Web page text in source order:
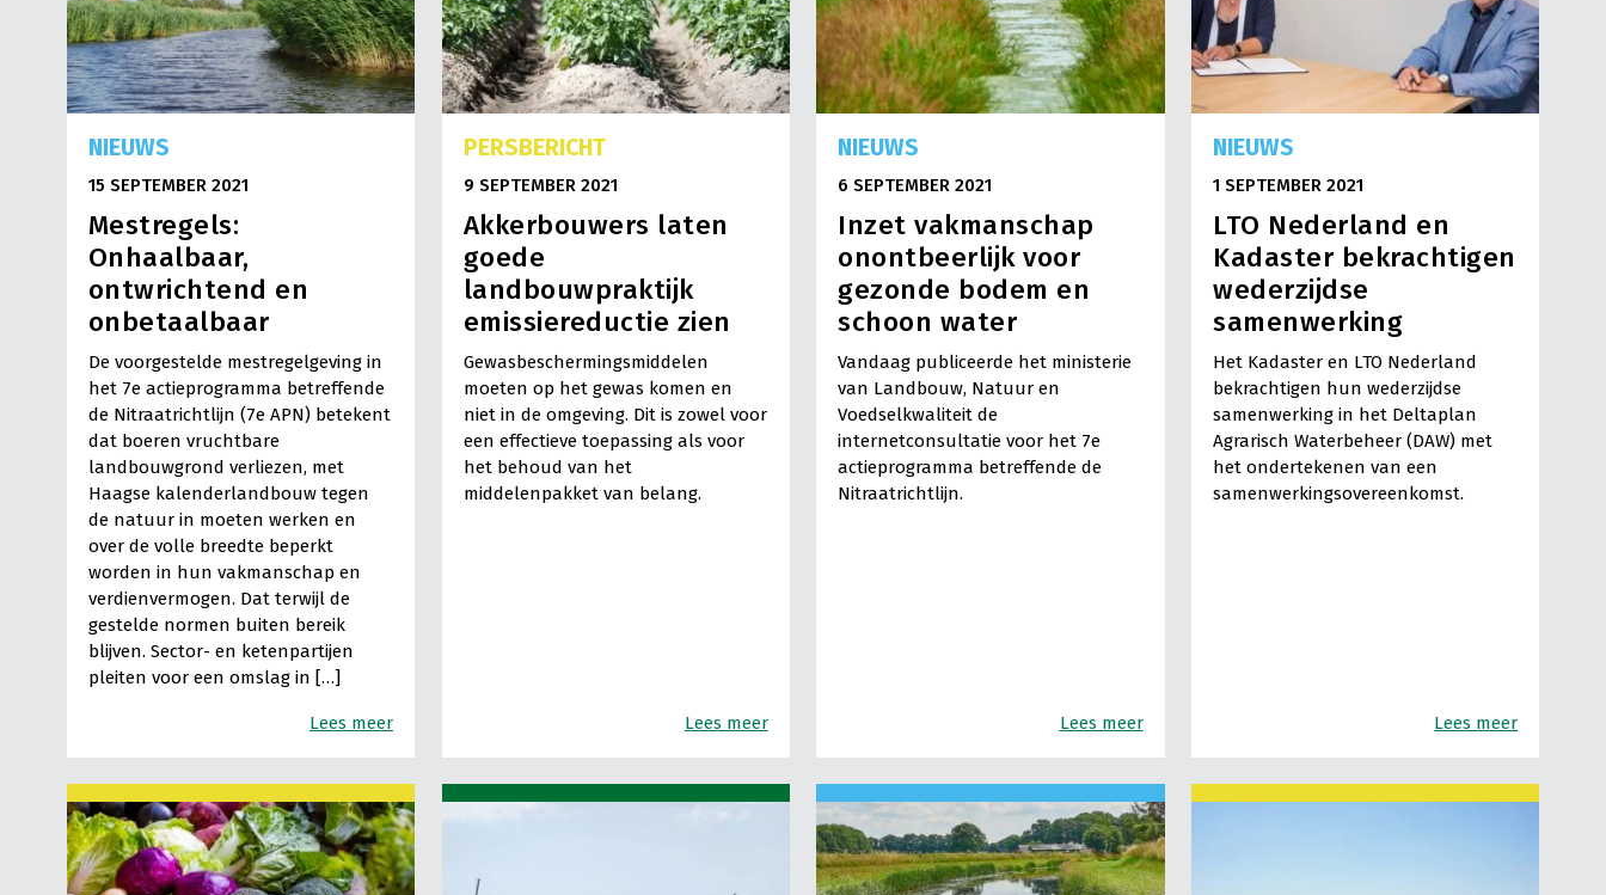
NIEUWS
15 SEPTEMBER 2021
Mestregels:
Onhaalbaar,
ontwrichtend en
onbetaalbaar
De voorgestelde mestregelgeving in
het 7e actieprogramma betreffende
de Nitraatrichtlijn (7e APN) betekent
dat boeren vruchtbare
landbouwgrond verliezen, met
Haagse kalenderlandbouw tegen
de natuur in moeten werken en
over de volle breedte beperkt
worden in hun vakmanschap en
verdienvermogen. Dat terwijl de
gestelde normen buiten bereik
blijven. Sector- en ketenpartijen
pleiten voor een omslag in […]
Lees meer
PERSBERICHT
9 SEPTEMBER 2021
Akkerbouwers laten
goede
landbouwpraktijk
emissiereductie zien
Gewasbeschermingsmiddelen
moeten op het gewas komen en
niet in de omgeving. Dit is zowel voor
een effectieve toepassing als voor
het behoud van het
middelenpakket van belang.
Lees meer
NIEUWS
6 SEPTEMBER 2021
Inzet vakmanschap
onontbeerlijk voor
gezonde bodem en
schoon water
Vandaag publiceerde het ministerie
van Landbouw, Natuur en
Voedselkwaliteit de
internetconsultatie voor het 7e
actieprogramma betreffende de
Nitraatrichtlijn.
Lees meer
NIEUWS
1 SEPTEMBER 2021
LTO Nederland en
Kadaster bekrachtigen
wederzijdse
samenwerking
Het Kadaster en LTO Nederland
bekrachtigen hun wederzijdse
samenwerking in het Deltaplan
Agrarisch Waterbeheer (DAW) met
het ondertekenen van een
samenwerkingsovereenkomst.
Lees meer